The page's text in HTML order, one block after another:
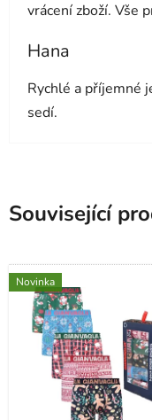
vrácení zboží. Vše
Hana
Rychlé a příjemné
sedí.
Související
Novinka